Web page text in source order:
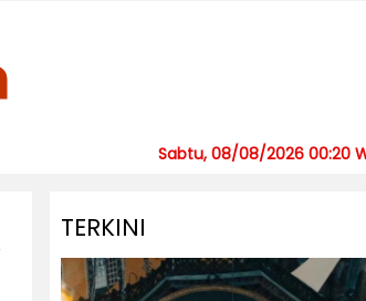
Sabtu, 08/08/2026 00:20
TERKINI